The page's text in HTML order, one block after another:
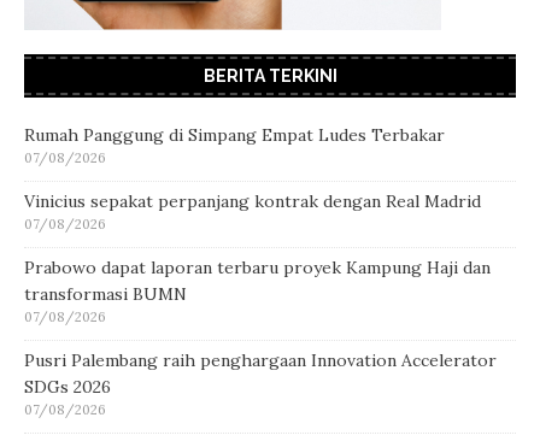
BERITA TERKINI
Rumah Panggung di Simpang Empat Ludes Terbakar
07/08/2026
Vinicius sepakat perpanjang kontrak dengan Real Madrid
07/08/2026
Prabowo dapat laporan terbaru proyek Kampung Haji dan
transformasi BUMN
07/08/2026
Pusri Palembang raih penghargaan Innovation Accelerator
SDGs 2026
07/08/2026